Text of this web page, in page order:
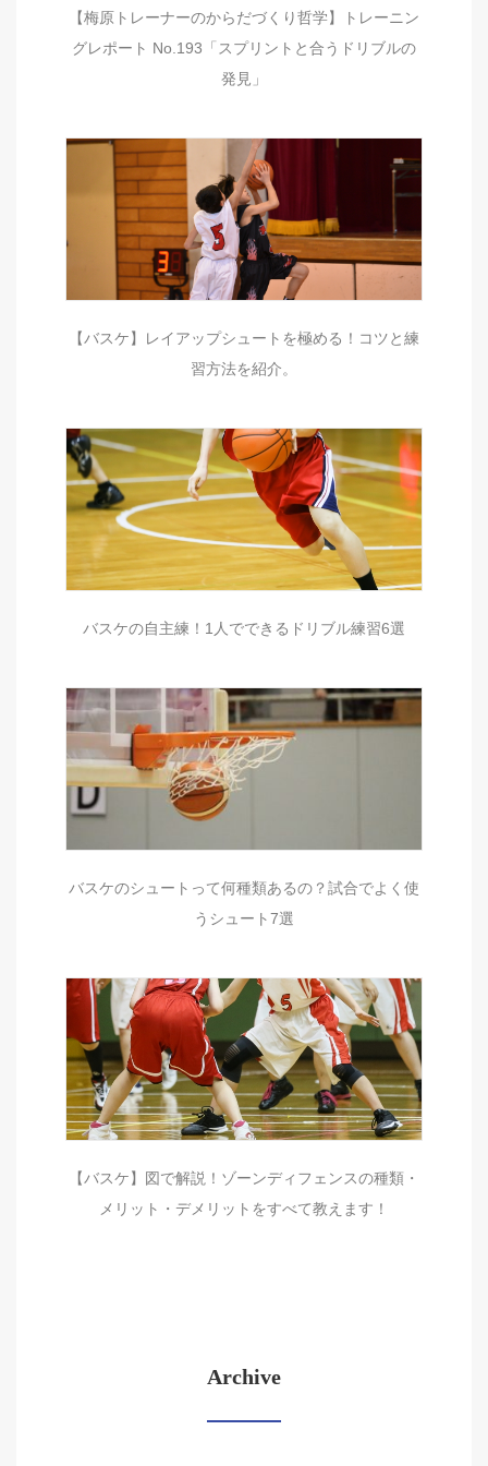
【梅原トレーナーのからだづくり哲学】トレーニン
グレポート No.193「スプリントと合うドリブルの
発見」
【バスケ】レイアップシュートを極める！コツと練
習方法を紹介。
バスケの自主練！1人でできるドリブル練習6選
バスケのシュートって何種類あるの？試合でよく使
うシュート7選
【バスケ】図で解説！ゾーンディフェンスの種類・
メリット・デメリットをすべて教えます！
Archive